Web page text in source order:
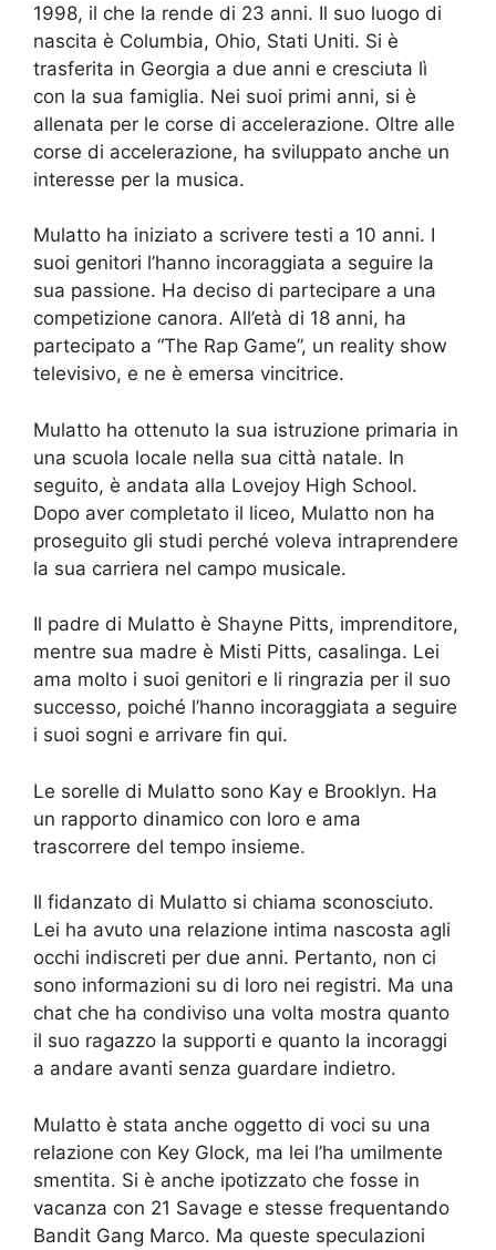
1998, il che la rende di 23 anni. Il suo luogo di
nascita è Columbia, Ohio, Stati Uniti. Si è
trasferita in Georgia a due anni e cresciuta lì
con la sua famiglia. Nei suoi primi anni, si è
allenata per le corse di accelerazione. Oltre alle
corse di accelerazione, ha sviluppato anche un
interesse per la musica.
Mulatto ha iniziato a scrivere testi a 10 anni. I
suoi genitori l’hanno incoraggiata a seguire la
sua passione. Ha deciso di partecipare a una
competizione canora. All’età di 18 anni, ha
partecipato a “The Rap Game”, un reality show
televisivo, e ne è emersa vincitrice.
Mulatto ha ottenuto la sua istruzione primaria in
una scuola locale nella sua città natale. In
seguito, è andata alla Lovejoy High School.
Dopo aver completato il liceo, Mulatto non ha
proseguito gli studi perché voleva intraprendere
la sua carriera nel campo musicale.
Il padre di Mulatto è Shayne Pitts, imprenditore,
mentre sua madre è Misti Pitts, casalinga. Lei
ama molto i suoi genitori e li ringrazia per il suo
successo, poiché l’hanno incoraggiata a seguire
i suoi sogni e arrivare fin qui.
Le sorelle di Mulatto sono Kay e Brooklyn. Ha
un rapporto dinamico con loro e ama
trascorrere del tempo insieme.
Il fidanzato di Mulatto si chiama sconosciuto.
Lei ha avuto una relazione intima nascosta agli
occhi indiscreti per due anni. Pertanto, non ci
sono informazioni su di loro nei registri. Ma una
chat che ha condiviso una volta mostra quanto
il suo ragazzo la supporti e quanto la incoraggi
a andare avanti senza guardare indietro.
Mulatto è stata anche oggetto di voci su una
relazione con Key Glock, ma lei l’ha umilmente
smentita. Si è anche ipotizzato che fosse in
vacanza con 21 Savage e stesse frequentando
Bandit Gang Marco. Ma queste speculazioni